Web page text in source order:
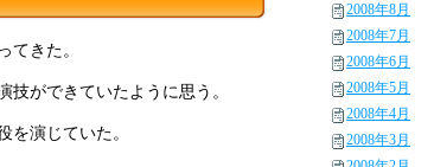
てきた。
技ができていたように思う。
を演じていた。
2008年8月
2008年7月
2008年6月
2008年5月
2008年4月
2008年3月